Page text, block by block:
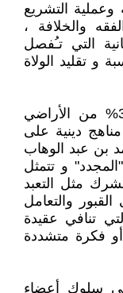
التشريع
والخلافة ،
التي تـُفصل
و تقليد الولاة
وفرض التنظيم الذي يسيطر على 35% من الأراضي
مناهج دينية على
بن عبد الوهاب
و تتمثل
مثل التعبد
والتعامل
تنافي عقيدة
أو فكرة متشددة
سلوك أعضاء